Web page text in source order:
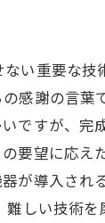
い重要な
感謝の言
ですが、
要望に応
が導入さ
しい技術